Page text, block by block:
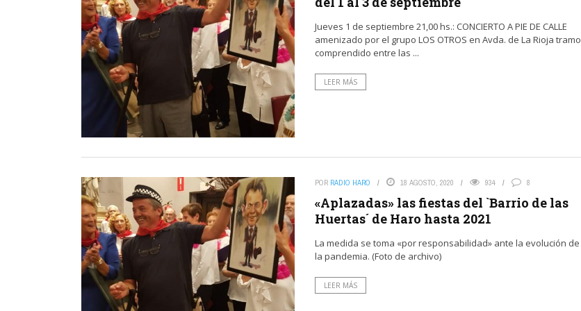
Jueves 1 de septiembre 21,00 hs.: CONCIERTO A PIE DE CALLE
amenizado por el grupo LOS OTROS en Avda. de La Rioja tramo
comprendido entre las ...
LEER MÁS
POR RADIO HARO 18 AGOSTO, 2020 934 8
«Aplazadas» las fiestas del `Barrio de las
Huertas´ de Haro hasta 2021
La medida se toma «por responsabilidad» ante la evolución de
la pandemia. (Foto de archivo)
LEER MÁS